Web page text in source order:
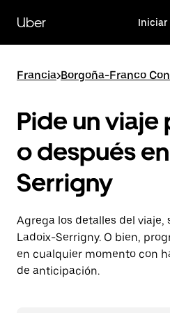
contenido
principal
Uber Iniciar
Francia>Borgoña-Franco
Pide un viaje
o después
Serrigny
Agrega los detalles del viaje,
Ladoix-Serrigny. O bien,
en cualquier momento con
de anticipación.